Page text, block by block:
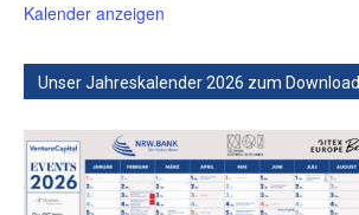
Kalender anzeigen
Unser Jahreskalender 2026 zum Download